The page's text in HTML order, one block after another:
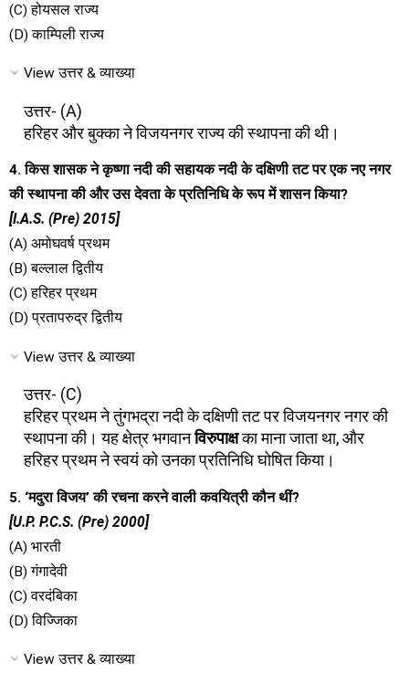
(C) होयसल राज्य
(D) काम्पिली राज्य
View उत्तर & व्याख्या
उत्तर- (A)
हरिहर और बुक्का ने विजयनगर राज्य की स्थापना की थी।
4. किस शासक ने कृष्णा नदी की सहायक नदी के दक्षिणी तट पर एक नए नगर
की स्थापना की और उस देवता के प्रतिनिधि के रूप में शासन किया?
[I.A.S. (Pre) 2015]
(A) अमोघवर्ष प्रथम
(B) बल्लाल द्वितीय
(C) हरिहर प्रथम
(D) प्रतापरुद्र द्वितीय
View उत्तर & व्याख्या
उत्तर- (C)
हरिहर प्रथम ने तुंगभद्रा नदी के दक्षिणी तट पर विजयनगर नगर की
स्थापना की। यह क्षेत्र भगवानविरुपाक्षका माना जाता था, और
हरिहर प्रथम ने स्वयं को उनका प्रतिनिधि घोषित किया।
5. ‘मदुरा विजय’ की रचना करने वाली कवयित्री कौन थीं?
[U.P. P.C.S. (Pre) 2000]
(A) भारती
(B) गंगादेवी
(C) वरदंबिका
(D) विज्जिका
View उत्तर & व्याख्या